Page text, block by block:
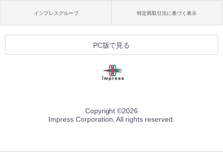
インプレスグループ 特定商取引法に基づく表示
PC版で見る
Copyright ©2026
Impress Corporation. All rights reserved.